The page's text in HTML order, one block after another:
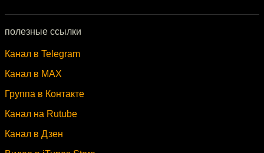
полезные ссылки
Канал в Telegram
Канал в MAX
Группа в Контакте
Канал на Rutube
Канал в Дзен